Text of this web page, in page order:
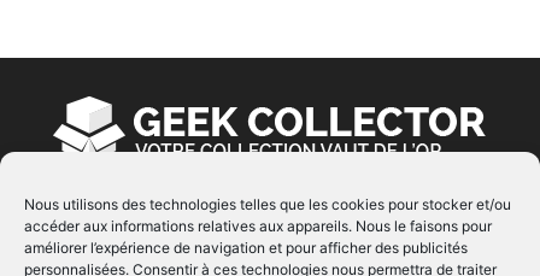
Nous utilisons des technologies telles que les cookies pour stocker et/ou
accéder aux informations relatives aux appareils. Nous le faisons pour
améliorer l’expérience de navigation et pour afficher des publicités
personnalisées. Consentir à ces technologies nous permettra de traiter
À PROPOS